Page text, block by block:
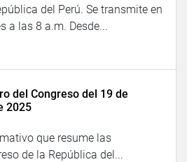
del Perú. Se transmite en
a las 8 a.m. Desde...
del Congreso del 19 de
2025
que resume las
de la República del...